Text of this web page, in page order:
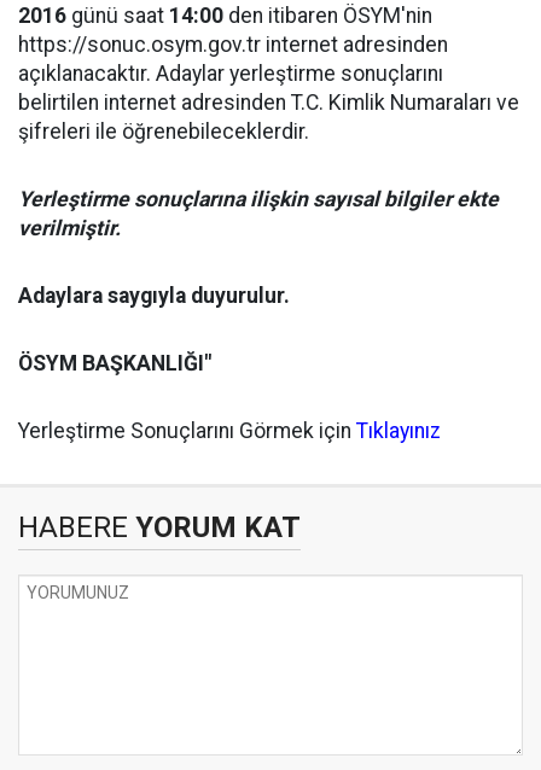
2016 günü saat 14:00 den itibaren ÖSYM'nin
https://sonuc.osym.gov.tr internet adresinden
açıklanacaktır. Adaylar yerleştirme sonuçlarını
belirtilen internet adresinden T.C. Kimlik Numaraları ve
şifreleri ile öğrenebileceklerdir.
Yerleştirme sonuçlarına ilişkin sayısal bilgiler ekte
verilmiştir.
Adaylara saygıyla duyurulur.
ÖSYM BAŞKANLIĞI"
Yerleştirme Sonuçlarını Görmek için Tıklayınız
HABERE YORUM KAT